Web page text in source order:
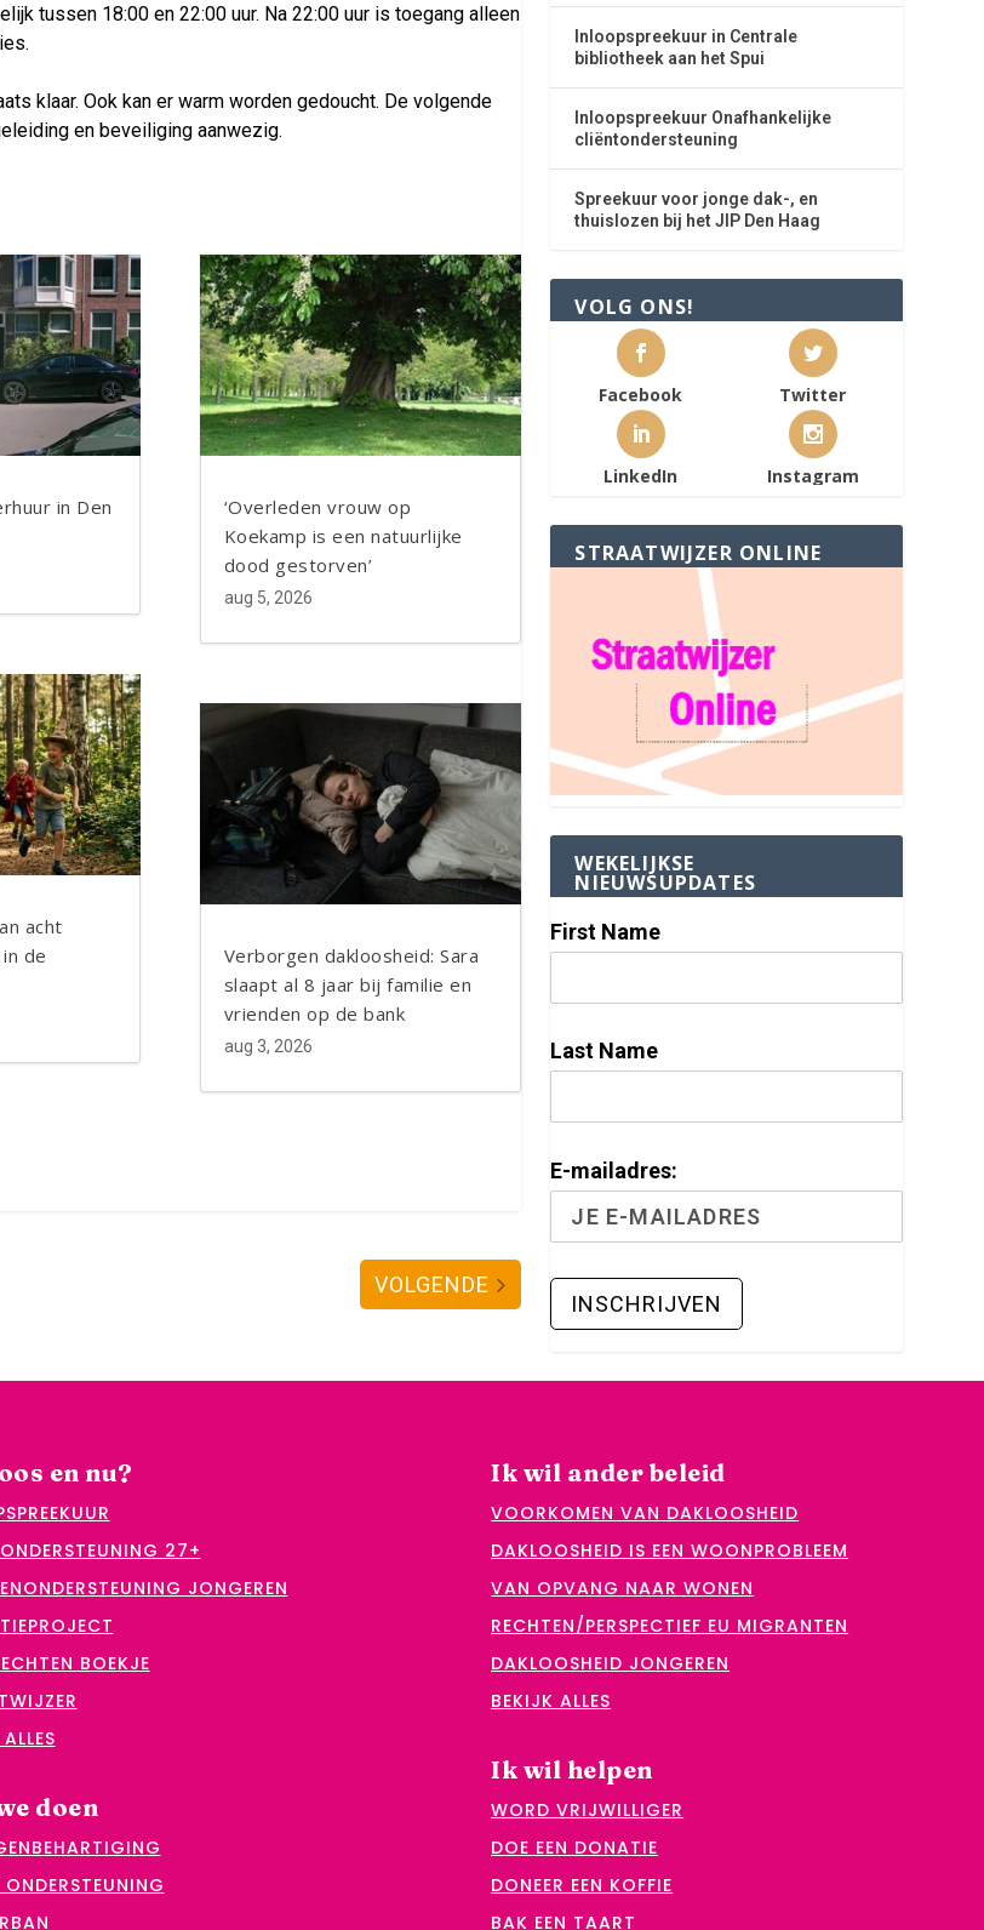
tussen 18:00 en 22:00 uur. Na 22:00 uur is toegang alleen
klaar. Ook kan er warm worden gedoucht. De volgende
en beveiliging aanwezig.
in Den
acht
de
Facebook
Twitter
LinkedIn
‘Overleden vrouw op
Koekamp is een natuurlijke
dood gestorven’
aug 5, 2026
Facebook
Twitter
LinkedIn
Verborgen dakloosheid: Sara
slaapt al 8 jaar bij familie en
vrienden op de bank
aug 3, 2026
VOLGENDE
Inloopspreekuur in Centrale
bibliotheek aan het Spui
Inloopspreekuur Onafhankelijke
cliëntondersteuning
Spreekuur voor jonge dak-, en
thuislozen bij het JIP Den Haag
VOLG ONS!
Facebook Twitter
LinkedIn Instagram
STRAATWIJZER ONLINE
WEKELIJKSE
NIEUWSUPDATES
First Name
Last Name
E-mailadres:
en nu?
27+
JONGEREN
BOEKJE
doen
ONDERSTEUNING
Ik wil ander beleid
VOORKOMEN VAN DAKLOOSHEID
DAKLOOSHEID IS EEN WOONPROBLEEM
VAN OPVANG NAAR WONEN
RECHTEN/PERSPECTIEF EU MIGRANTEN
DAKLOOSHEID JONGEREN
BEKIJK ALLES
Ik wil helpen
WORD VRIJWILLIGER
DOE EEN DONATIE
DONEER EEN KOFFIE
BAK EEN TAART